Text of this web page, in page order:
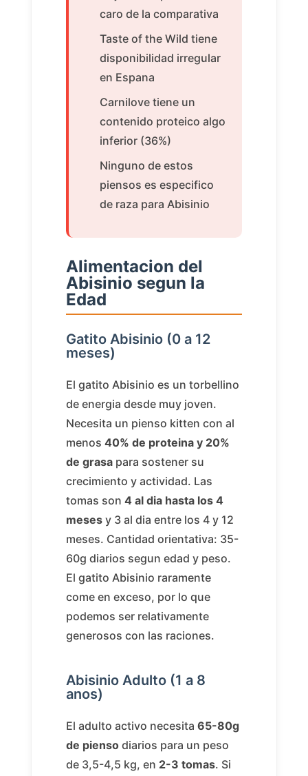
caro de la comparativa
Taste of the Wild tiene
disponibilidad irregular
en Espana
Carnilove tiene un
contenido proteico algo
inferior (36%)
Ninguno de estos
piensos es especifico
de raza para Abisinio
Alimentacion del
Abisinio segun la
Edad
Gatito Abisinio (0 a 12
meses)
El gatito Abisinio es un torbellino
de energia desde muy joven.
Necesita un pienso kitten con al
menos 40% de proteina y 20%
de grasapara sostener su
crecimiento y actividad. Las
tomas son 4 al dia hasta los 4
mesesy 3 al dia entre los 4 y 12
meses. Cantidad orientativa: 35-
60g diarios segun edad y peso.
El gatito Abisinio raramente
come en exceso, por lo que
podemos ser relativamente
generosos con las raciones.
Abisinio Adulto (1 a 8
anos)
El adulto activo necesita 65-80g
de piensodiarios para un peso
de 3,5-4,5 kg, en 2-3 tomas. Si